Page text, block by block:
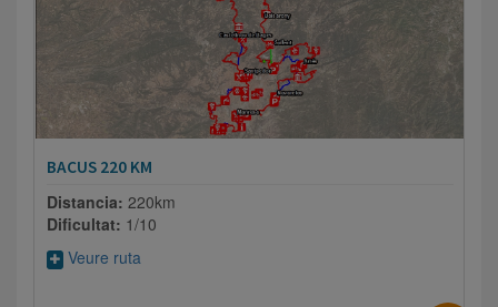
BACUS 220 KM
Distancia: 220km
Dificultat: 1/10
Veure ruta